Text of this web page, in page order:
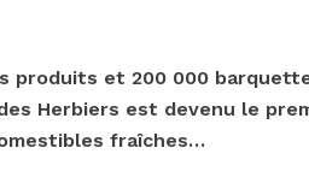
produits et 200 000
Herbiers est devenu le
fraîches…